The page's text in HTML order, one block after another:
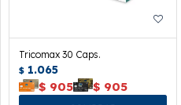
Tricomax 30 Caps.
$ 1.065
$ 905 $ 905